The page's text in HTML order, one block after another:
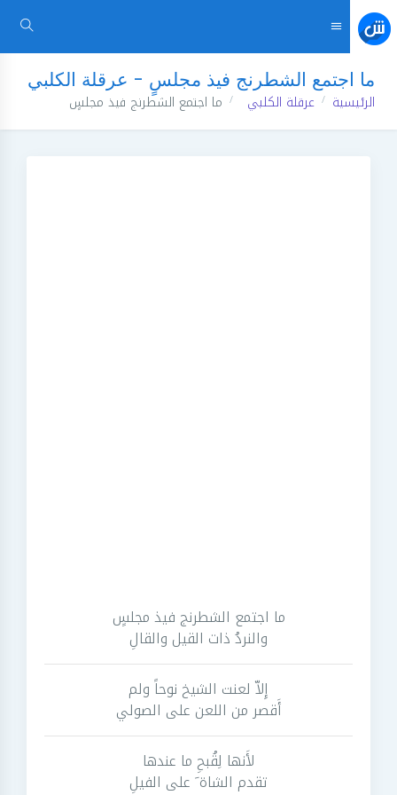
ما اجتمع الشطرنج فيذ مجلسٍ - عرقلة الكلبي
الرئيسية عرقلة الكلبي ما اجتمع الشطرنج فيذ مجلسٍ
ما اجتمع الشطرنج فيذ مجلسٍ
والنردُ ذات القيل والقالِ
إِلاّ لعنت الشيخ نوحاً ولم
أَقصر من اللعن على الصولي
لأَنها لِقُبحِ ما عندها
تقدم الشاة َ على الفيلِ